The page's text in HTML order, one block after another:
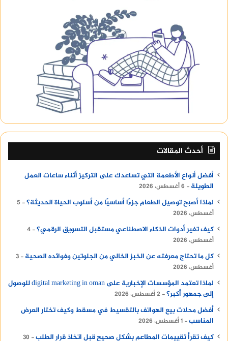
أحدث المقالات
أفضل أنواع الأطعمة التي تساعدك على التركيز أثناء ساعات العمل
الطويلة
6 أغسطس، 2026
لماذا أصبح توصيل الطعام جزءًا أساسيًا من أسلوب الحياة الحديثة؟
5
أغسطس، 2026
كيف تغير أدوات الذكاء الاصطناعي مستقبل التسويق الرقمي؟ 4
أغسطس، 2026
كل ما تحتاج معرفته عن الخبز الخالي من الجلوتين وفوائده الصحية
3
أغسطس، 2026
لماذا تعتمد المؤسسات الإخبارية على digital marketing in oman للوصول
إلى جمهور أكبر؟ 2 أغسطس، 2026
أفضل محلات بيع الهواتف بالتقسيط في مسقط وكيف تختار العرض
المناسب 1 أغسطس، 2026
كيف تقرأ تقييمات المطاعم بشكل صحيح قبل اتخاذ قرار الطلب 30